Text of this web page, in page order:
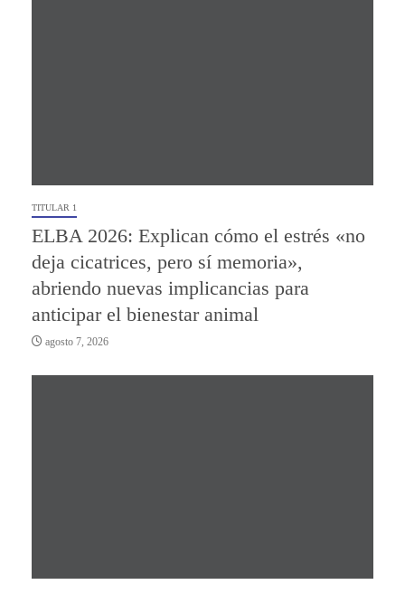
TITULAR 1
ELBA 2026: Explican cómo el estrés «no
deja cicatrices, pero sí memoria»,
abriendo nuevas implicancias para
anticipar el bienestar animal
agosto 7, 2026